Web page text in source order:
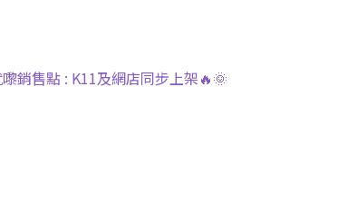
銷售點 : K11及網店同步上架🔥🌞